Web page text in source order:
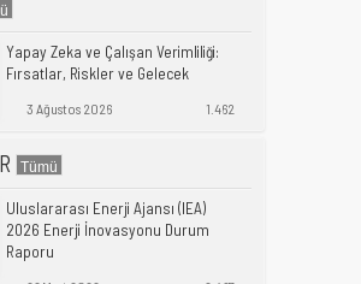
Yapay Zeka ve Çalışan Verimliliği:
Fırsatlar, Riskler ve Gelecek
3 Ağustos 2026 1.462
Uluslararası Enerji Ajansı (IEA)
2026 Enerji İnovasyonu Durum
Raporu